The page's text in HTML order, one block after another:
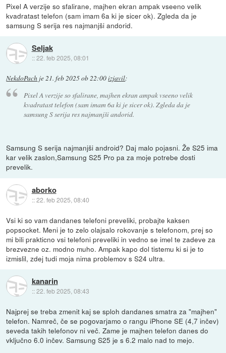
Pixel A verzije so sfalirane, majhen ekran ampak vseeno velik
kvadratast telefon (sam imam 6a ki je sicer ok). Zgleda da je
samsung S serija res najmanjši andorid.
Seljak
::22. feb 2025, 08:01
NekdoPach je21. feb 2025 ob 22:00izjavil:
Pixel A verzije so sfalirane, majhen ekran ampak vseeno velik
kvadratast telefon (sam imam 6a ki je sicer ok). Zgleda da je
samsung S serija res najmanjši andorid.
Samsung S serija najmanjši android? Daj malo pojasni. Že S25 ima
kar velik zaslon,Samsung S25 Pro pa za moje potrebe dosti
prevelik.
aborko
::22. feb 2025, 08:40
Vsi ki so vam dandanes telefoni preveliki, probajte kaksen
popsocket. Meni je to zelo olajsalo rokovanje s telefonom, prej so
mi bili prakticno vsi telefoni preveliki in vedno se imel te zadeve za
brezvezne oz. modno muho. Ampak kapo dol tistemu ki si je to
izmislil, zdej tudi moja nima problemov s S24 ultra.
kanarin
::22. feb 2025, 08:43
Najprej se treba zmenit kaj se sploh dandanes smatra za "majhen"
telefon. Namreč, če se pogovarjamo o rangu iPhone SE (4,7 inčev)
seveda takih telefonov ni več. Zame je majhen telefon danes do
vključno 6.0 inčev. Samsung S25 je s 6.2 malo nad to mejo.